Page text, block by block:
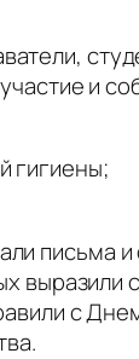
и
гигиены;
письма и
выразили
с